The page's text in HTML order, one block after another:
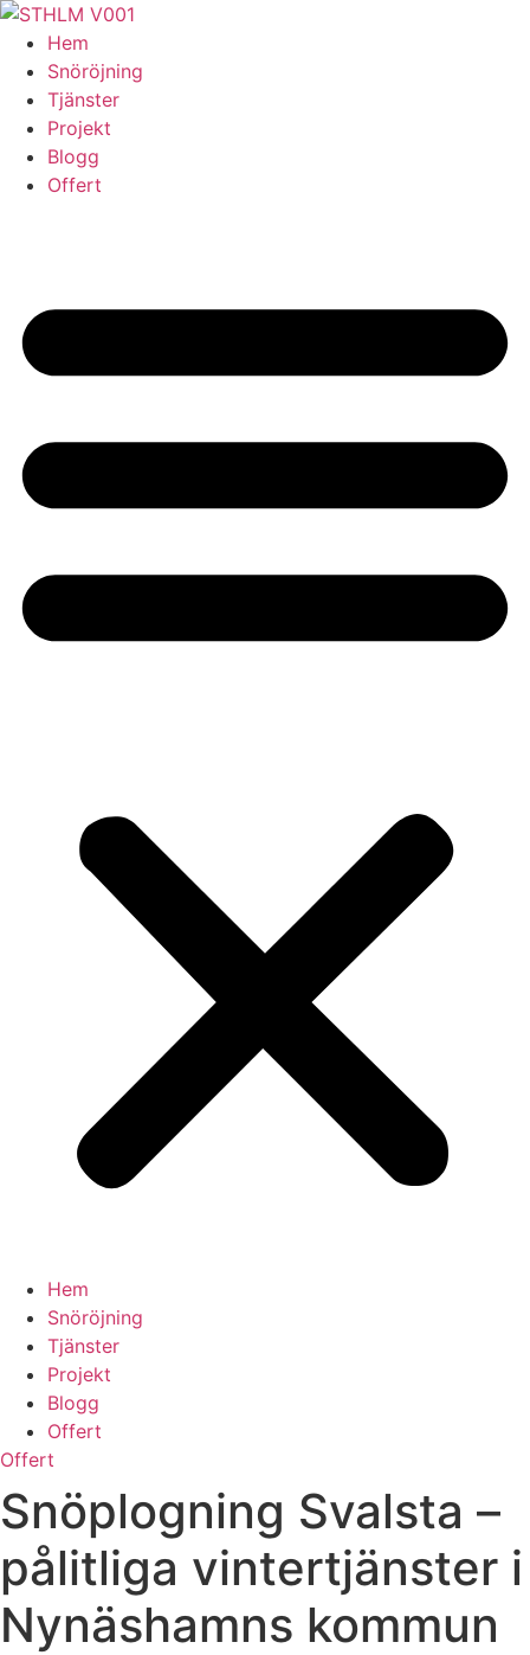
Skip
content
Hem
Snöröjning
Tjänster
Projekt
Blogg
Offert
Hem
Snöröjning
Tjänster
Projekt
Blogg
Offert
Offert
Snöplogning Svalsta –
pålitliga vintertjänster i
Nynäshamns kommun